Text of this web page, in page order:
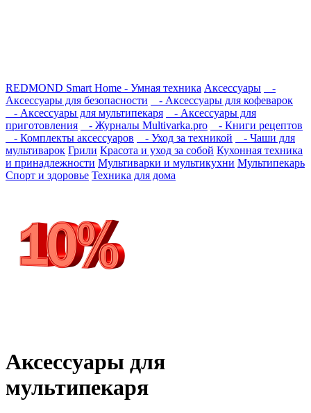
REDMOND Smart Home - Умная техника Аксессуары
-
Аксессуары для безопасности
- Аксессуары для кофеварок
- Аксессуары для мультипекаря
- Аксессуары для
приготовления
- Журналы Multivarka.pro
- Книги рецептов
- Комплекты аксессуаров
- Уход за техникой
- Чаши для
мультиварок Грили Красота и уход за собой Кухонная техника
и принадлежности Мультиварки и мультикухни Мультипекарь
Спорт и здоровье Техника для дома
Аксессуары для
мультипекаря